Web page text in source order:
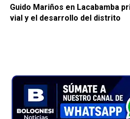
Guido Mariños en Lacabamba
vial y el desarrollo del distrito